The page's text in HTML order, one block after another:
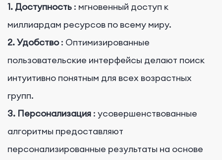
1. Доступность : мгновенный доступ к
миллиардам ресурсов по всему миру.
2. Удобство : Оптимизированные
пользовательские интерфейсы делают поиск
интуитивно понятным для всех возрастных
групп.
3. Персонализация : усовершенствованные
алгоритмы предоставляют
персонализированные результаты на основе